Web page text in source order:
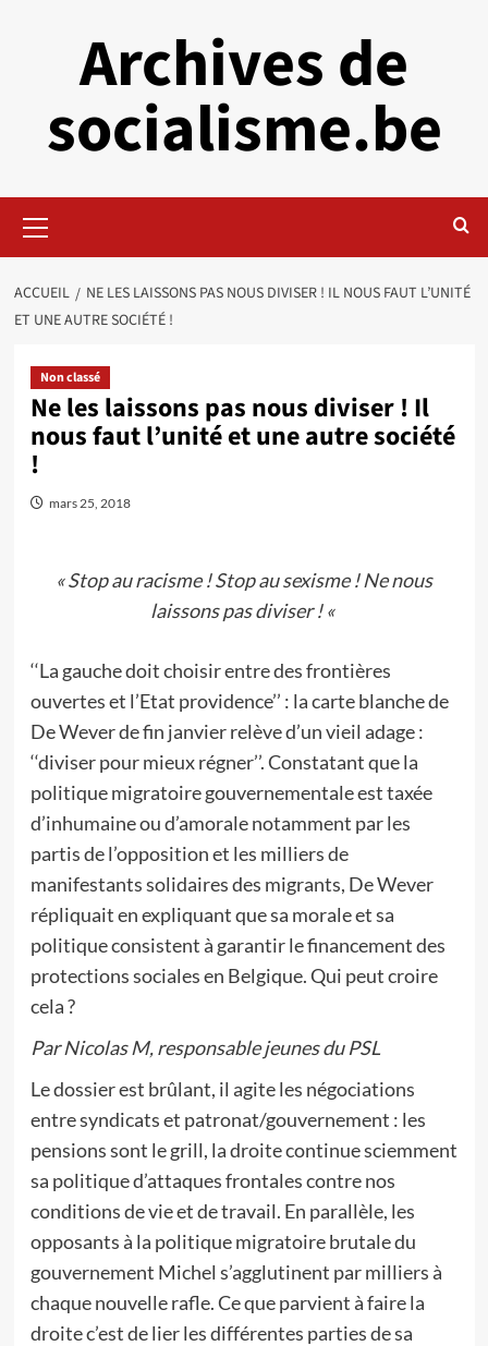
Archives de
socialisme.be
principal
ACCUEIL
NE LES LAISSONS PAS NOUS DIVISER ! IL NOUS FAUT L’UNITÉ
ET UNE AUTRE SOCIÉTÉ !
Non classé
Ne les laissons pas nous diviser ! Il
nous faut l’unité et une autre société
!
mars 25, 2018
« Stop au racisme ! Stop au sexisme ! Ne nous
laissons pas diviser ! «
‘‘La gauche doit choisir entre des frontières
ouvertes et l’Etat providence’’ : la carte blanche de
De Wever de fin janvier relève d’un vieil adage :
‘‘diviser pour mieux régner’’. Constatant que la
politique migratoire gouvernementale est taxée
d’inhumaine ou d’amorale notamment par les
partis de l’opposition et les milliers de
manifestants solidaires des migrants, De Wever
répliquait en expliquant que sa morale et sa
politique consistent à garantir le financement des
protections sociales en Belgique. Qui peut croire
cela ?
Par Nicolas M, responsable jeunes du PSL
Le dossier est brûlant, il agite les négociations
entre syndicats et patronat/gouvernement : les
pensions sont le grill, la droite continue sciemment
sa politique d’attaques frontales contre nos
conditions de vie et de travail. En parallèle, les
opposants à la politique migratoire brutale du
gouvernement Michel s’agglutinent par milliers à
chaque nouvelle rafle. Ce que parvient à faire la
droite c’est de lier les différentes parties de sa